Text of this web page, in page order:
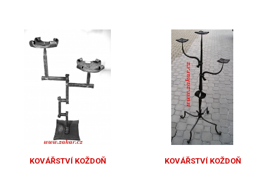
KOVÁŘSTVÍ KOŽDOŇ KOVÁŘSTVÍ KOŽDOŇ